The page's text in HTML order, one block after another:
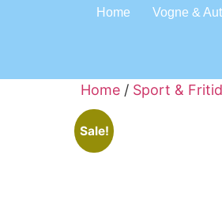
Home Vogne &
Home / Sport & Fritid
Sale!